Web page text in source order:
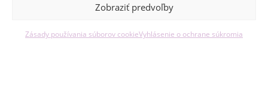
Zobraziť predvoľby
Zásady používania súborov cookieVyhlásenie o ochrane súkromia